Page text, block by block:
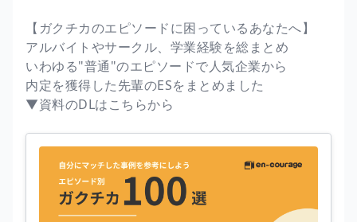
【ガクチカのエピソードに困っているあなたへ】
アルバイトやサークル、学業経験を総まとめ
いわゆる"普通"のエピソードで人気企業から
内定を獲得した先輩のESをまとめました
▼資料のDLはこちらから